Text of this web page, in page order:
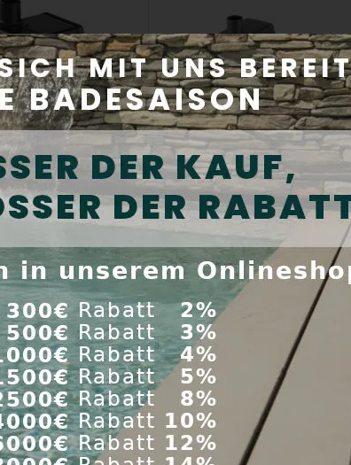
Wasserspiele,
und ...
57506
inkl. Mwst:32,40 €
Kaufen
Auf Lager
Plätschernde Wasserspiele auch in
Innenräumen! ...
Produktcode:
57503
Preis inkl. Mwst:26,30 €
Kaufen
Auf Lager
600 -
Pontec PondoCompact 800 -
Statuenbrunnenpumpe